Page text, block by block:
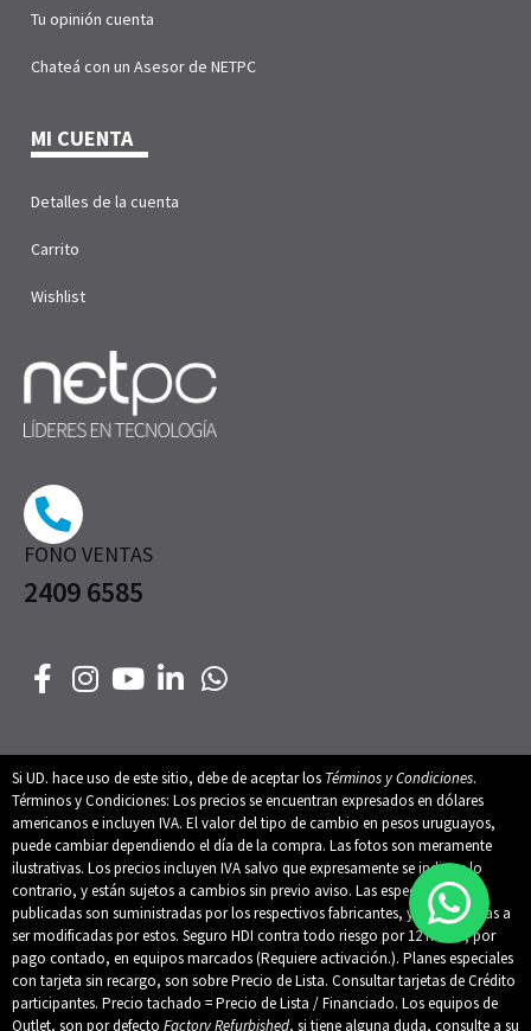
FONO VENTAS
2409 6585
Tu opinión cuenta
Chateá con un Asesor de NETPC
MI CUENTA
Detalles de la cuenta
Carrito
Wishlist
Si UD. hace uso de este sitio, debe de aceptar los Términos y Condiciones.
Términos y Condiciones: Los precios se encuentran expresados en dólares
americanos e incluyen IVA. El valor del tipo de cambio en pesos uruguayos,
puede cambiar dependiendo el día de la compra. Las fotos son meramente
ilustrativas. Los precios incluyen IVA salvo que expresamente se indique lo
contrario, y están sujetos a cambios sin previo aviso. Las especificaciones
publicadas son suministradas por los respectivos fabricantes, y están sujetas a
ser modificadas por estos. Seguro HDI contra todo riesgo por 12 meses, por
pago contado, en equipos marcados (Requiere activación.). Planes especiales
con tarjeta sin recargo, son sobre Precio de Lista. Consultar tarjetas de Crédito
participantes. Precio tachado = Precio de Lista / Financiado. Los equipos de
Outlet, son por defecto Factory Refurbished, si tiene alguna duda, consulte a su